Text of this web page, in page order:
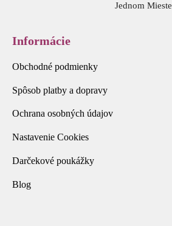
Jednom Mieste
Informácie
Obchodné podmienky
Spôsob platby a dopravy
Ochrana osobných údajov
Nastavenie Cookies
Darčekové poukážky
Blog